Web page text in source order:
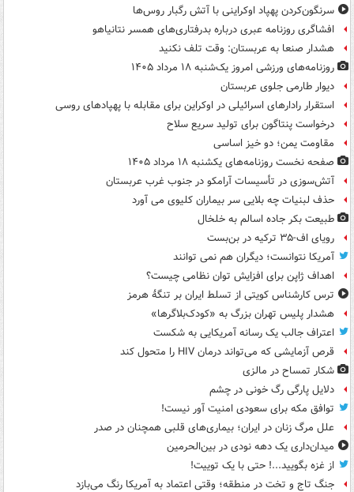
سرنگون‌کردن پهپاد اوکراینی با آتش رگبار روس‌ها
افشاگری روزنامه عبری درباره بدرفتاری‌های همسر نتانیاهو
هشدار صنعا به عربستان: وقت تلف نکنید
روزنامه‌های ورزشی امروز یک‌شنبه ۱۸ مرداد ۱۴۰۵
دیوار طارمی جلوی عربستان
استقرار رادارهای اسرائیلی در اوکراین برای مقابله با پهپادهای روسی
درخواست پنتاگون برای تولید سریع سلاح
مقاومت یمن؛ دو خیز اساسی
صفحه نخست روزنامه‌های یکشنبه ۱۸ مرداد ۱۴۰۵
آتش‌سوزی در تأسیسات آرامکو در جنوب غرب عربستان
حذف لبنیات چه بلایی سر بیماران کلیوی می آورد
طبیعت بکر جاده اسالم به خلخال
رویای اف-۳۵ ترکیه در بن‌بست
آمریکا نتوانست؛ دیگران هم نمی توانند
اهداف ژاپن برای افزایش توان نظامی چیست؟
ترس کارشناس کویتی از تسلط ایران بر تنگۀ هرمز
هشدار پلیس تهران بزرگ به «کودک‌بلاگرها»
اعتراف جالب یک رسانه آمریکایی به شکست
قرص آزمایشی که می‌تواند درمان HIV را متحول کند
شکار تمساح در مالزی
دلایل پارگی رگ خونی در چشم
توافق مکه برای سعودی امنیت آور نیست!
علل مرگ زنان در ایران؛ بیماری‌های قلبی همچنان در صدر
میدان‌داری یک دهه نودی در بین‌الحرمین
از غزه بگویید...! حتی با یک توییت!
جنگ تاج و تخت در منطقه؛ وقتی اعتماد به آمریکا رنگ می‌بازد